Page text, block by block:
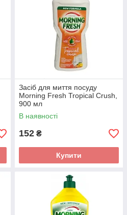
Засіб для миття посуду
Morning Fresh Tropical Crush,
900 мл
В наявності
152 ₴
Купити